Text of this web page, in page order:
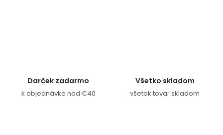
Darček zadarmo
k objednávke nad €40
Všetko skladom
všetok tovar skladom